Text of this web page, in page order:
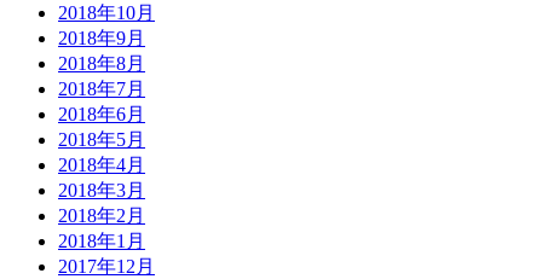
2018年10月
2018年9月
2018年8月
2018年7月
2018年6月
2018年5月
2018年4月
2018年3月
2018年2月
2018年1月
2017年12月